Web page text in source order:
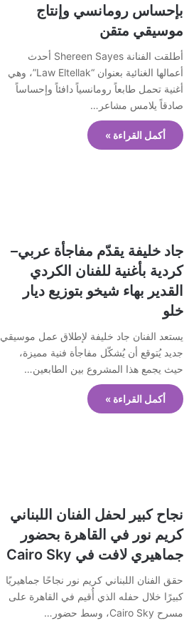
بإحساس رومانسي وإنتاج
موسيقي متقن
أطلقت الفنانة Shereen Sayes أحدث
أعمالها الغنائية بعنوان “Law Eltellak”، وهي
أغنية تحمل طابعاً رومانسياً دافئاً وإحساساً
صادقاً يلامس مشاعر…
أكمل القراءة »
جاد خليفة يقدّم مفاجأة عربي–
كردية بأغنية للفنان الكردي
القدير بهاء شيخو بتوزيع ديار
خلو
يستعد الفنان جاد خليفة لإطلاق عمل موسيقي
جديد يُتوقع أن يُشكّل مفاجأة فنية مميزة،
حيث يجمع هذا المشروع بين الطابعين…
أكمل القراءة »
نجاح كبير لحفل الفنان اللبناني
كريم نور في القاهرة بحضور
جماهيري لافت في Cairo Sky
حقق الفنان اللبناني كريم نور نجاحًا جماهيريًا
كبيرًا خلال حفله الذي أُقيم في القاهرة على
مسرح Cairo Sky، وسط حضور…